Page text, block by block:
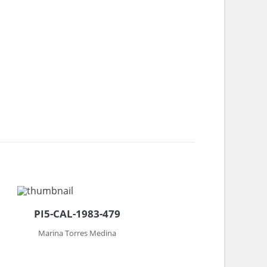
PI5-CAL-1983-479
Marina Torres Medina